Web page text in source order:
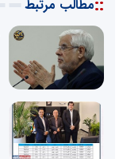
::مطالب مرتبط